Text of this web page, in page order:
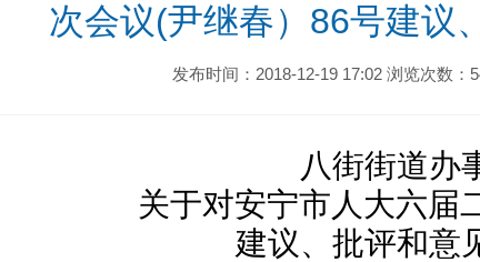
次会议(尹继春）86号建议
发布时间：2018-12-19 17:02 浏览次数：
八街街道办
关于对安宁市人大六届
建议、批评和意